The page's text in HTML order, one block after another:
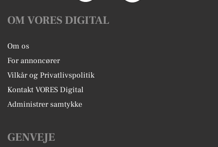
OM VORES DIGITAL
Om os
For annoncører
Vilkår og Privatlivspolitik
Kontakt VORES Digital
Administrer samtykke
GENVEJE